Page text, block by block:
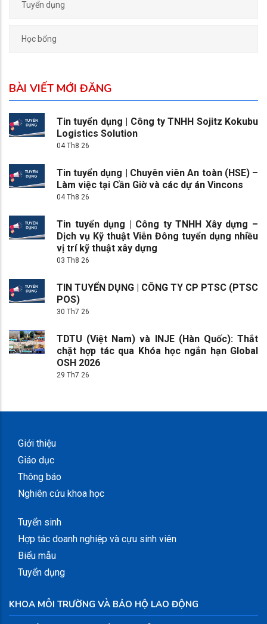
Tuyển dụng
Học bổng
BÀI VIẾT MỚI ĐĂNG
Tin tuyển dụng | Công ty TNHH Sojitz Kokubu
Logistics Solution
04 Th8 26
Tin tuyển dụng | Chuyên viên An toàn (HSE) –
Làm việc tại Cần Giờ và các dự án Vincons
04 Th8 26
Tin tuyển dụng | Công ty TNHH Xây dựng –
Dịch vụ Kỹ thuật Viễn Đông tuyển dụng nhiều
vị trí kỹ thuật xây dựng
03 Th8 26
TIN TUYỂN DỤNG | CÔNG TY CP PTSC (PTSC
POS)
30 Th7 26
TDTU (Việt Nam) và INJE (Hàn Quốc): Thắt
chặt hợp tác qua Khóa học ngắn hạn Global
OSH 2026
29 Th7 26
Giới thiệu
Giáo dục
Thông báo
Nghiên cứu khoa học
Tuyển sinh
Hợp tác doanh nghiệp và cựu sinh viên
Biểu mẫu
Tuyển dụng
KHOA MÔI TRƯỜNG VÀ BẢO HỘ LAO ĐỘNG